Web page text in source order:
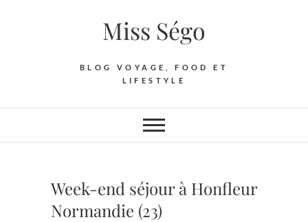
Miss Ségo
BLOG VOYAGE, FOOD ET
LIFESTYLE
Week-end séjour à Honfleur
Normandie (23)